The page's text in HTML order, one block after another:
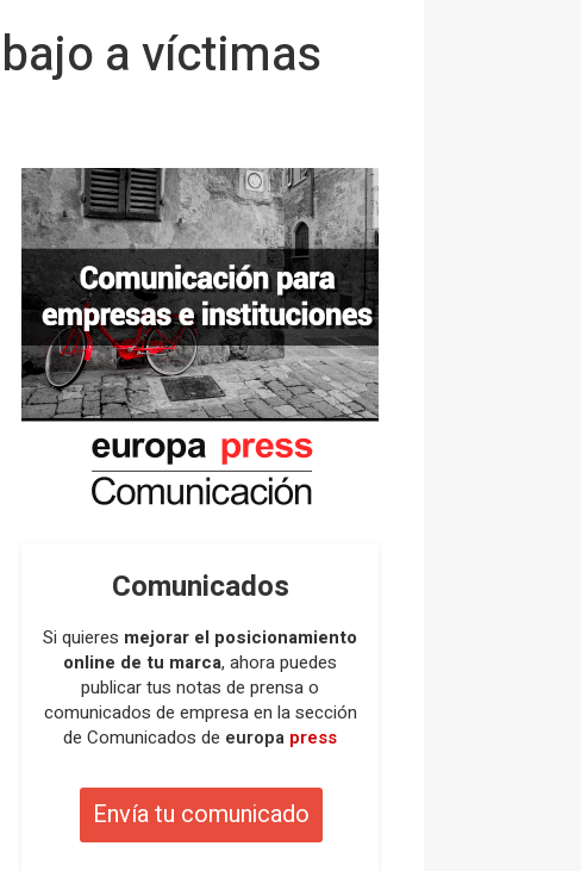
a víctimas
Comunicados
Si quieres mejorar el posicionamiento
online de tu marca, ahora puedes
publicar tus notas de prensa o
comunicados de empresa en la sección
de Comunicados de europa press
Envía tu comunicado